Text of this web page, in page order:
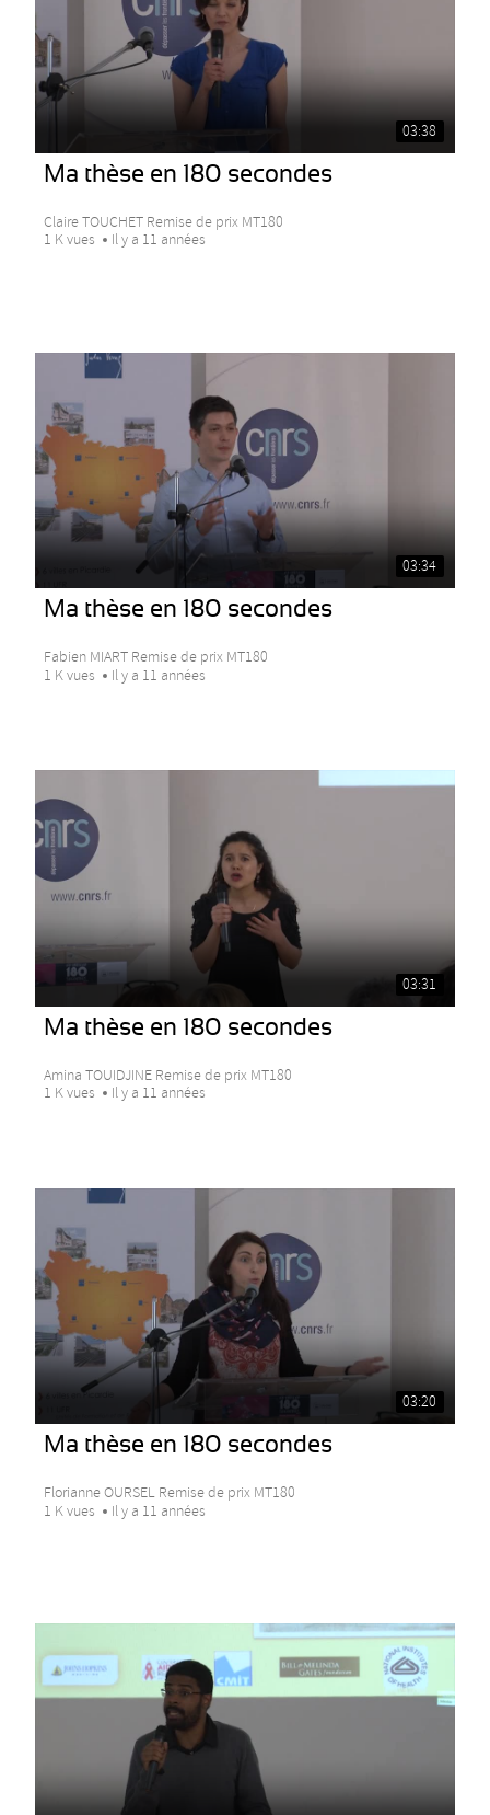
03:38
Ma thèse en 180 secondes
Claire TOUCHET Remise de prix MT180
1 K vues
Il y a 11 années
03:34
Ma thèse en 180 secondes
Fabien MIART Remise de prix MT180
1 K vues
Il y a 11 années
03:31
Ma thèse en 180 secondes
Amina TOUIDJINE Remise de prix MT180
1 K vues
Il y a 11 années
03:20
Ma thèse en 180 secondes
Florianne OURSEL Remise de prix MT180
1 K vues
Il y a 11 années